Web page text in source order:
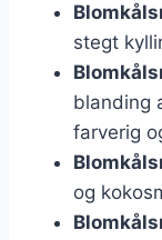
stegt
blanding
farverig
og